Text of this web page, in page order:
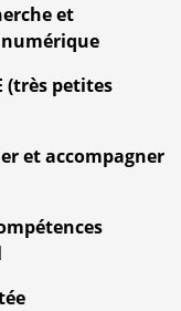
et
(très petites
et accompagner